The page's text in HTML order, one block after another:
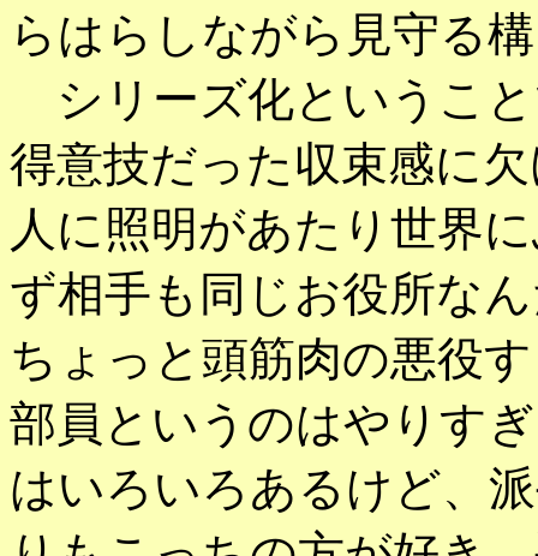
らはらしながら見守る
シリーズ化というこ
得意技だった収束感に
人に照明があたり世界
ず相手も同じお役所な
ちょっと頭筋肉の悪役
部員というのはやりす
はいろいろあるけど、